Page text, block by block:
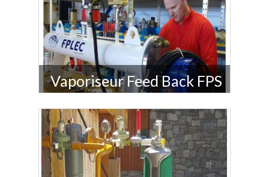
Vaporiseur Feed Back FPS
applications de 70 à 3 000 kg/h.